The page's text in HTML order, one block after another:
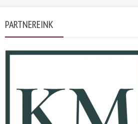
PARTNEREINK